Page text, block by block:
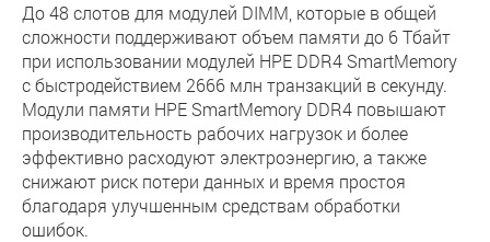
До 48 слотов для модулей DIMM, которые в общей
сложности поддерживают объем памяти до 6 Тбайт
при использовании модулей HPE DDR4 SmartMemory
с быстродействием 2666 млн транзакций в секунду.
Модули памяти HPE SmartMemory DDR4 повышают
производительность рабочих нагрузок и более
эффективно расходуют электроэнергию, а также
снижают риск потери данных и время простоя
благодаря улучшенным средствам обработки
ошибок.